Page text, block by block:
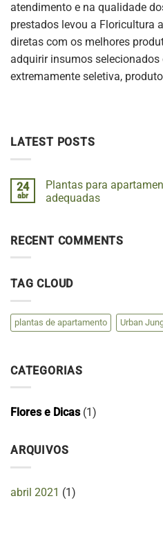
atendimento e na qualidade
prestados levou a Floricultura
diretas com os melhores
adquirir insumos
extremamente seletiva,
LATEST POSTS
24
abr
Plantas para
adequadas
RECENT COMMENTS
TAG CLOUD
plantas de apartamento Urban
CATEGORIAS
Flores e Dicas(1)
ARQUIVOS
abril 2021 (1)